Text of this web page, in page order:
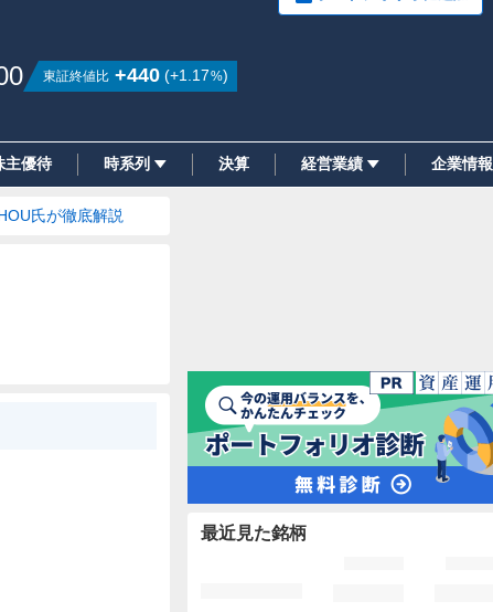
東証終値比 +440 (+1.17%)
主優待 時系列 決算 経営業績 企業情報
氏が徹底解説
最近見た銘柄